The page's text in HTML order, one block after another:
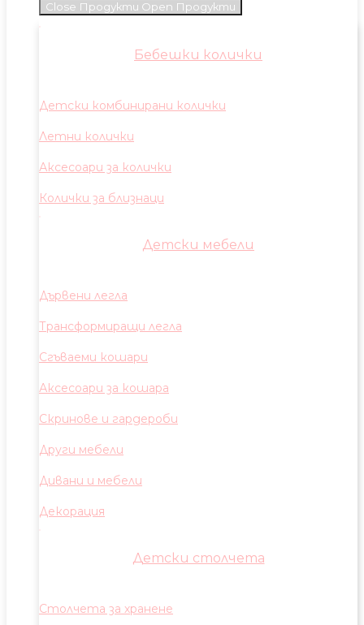
Close Продукти Open Продукти
Бебешки колички
Детски комбинирани колички
Летни колички
Аксесоари за колички
Колички за близнаци
Детски мебели
Дървени легла
Трансформиращи легла
Сгъваеми кошари
Аксесоари за кошара
Скринове и гардероби
Други мебели
Дивани и мебели
Декорация
Детски столчета
Столчета за хранене